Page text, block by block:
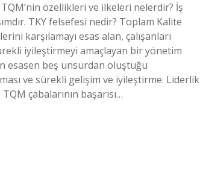
özellikleri ve ilkeleri nelerdir? İş
TKY felsefesi nedir? Toplam Kalite
karşılamayı esas alan, çalışanları
iyileştirmeyi amaçlayan bir yönetim
esasen beş unsurdan oluştuğu
ve sürekli gelişim ve iyileştirme. Liderlik
çabalarının başarısı…